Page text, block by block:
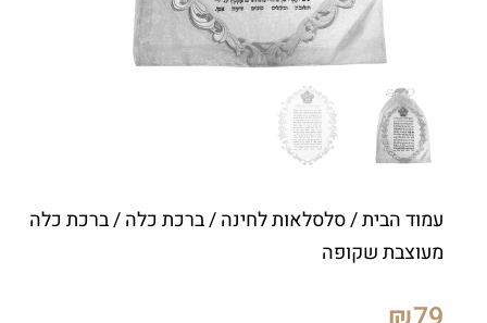
עמוד הבית/סלסלאות לחינה/ברכת כלה/ ברכת כלה
מעוצבת שקופה